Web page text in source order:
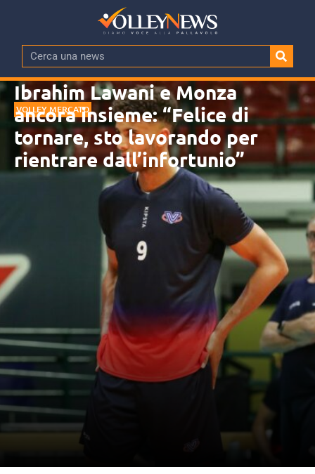
VOLLEY MERCATO
Ibrahim Lawani e Monza
ancora insieme: “Felice di
tornare, sto lavorando per
rientrare dall’infortunio”